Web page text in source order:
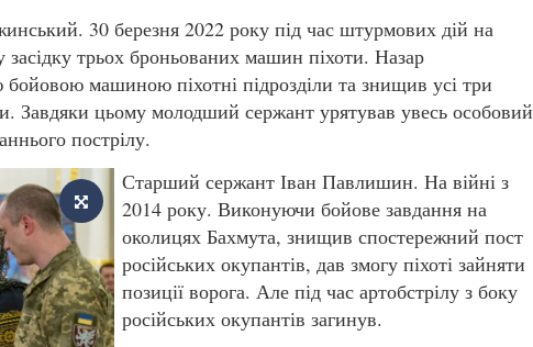
30 березня 2022 року під час штурмових дій на
трьох броньованих машин піхоти. Назар
машиною піхотні підрозділи та знищив усі три
Завдяки цьому молодший сержант урятував увесь особовий
пострілу.
Старший сержант Іван Павлишин. На війні з
2014 року. Виконуючи бойове завдання на
околицях Бахмута, знищив спостережний пост
російських окупантів, дав змогу піхоті зайняти
позиції ворога. Але під час артобстрілу з боку
російських окупантів загинув.